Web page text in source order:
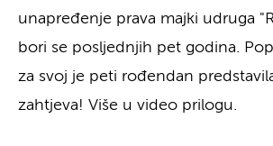
unapređenje prava majki udruga
bori se posljednjih pet godina.
za svoj je peti rođendan
zahtjeva! Više u video prilogu.